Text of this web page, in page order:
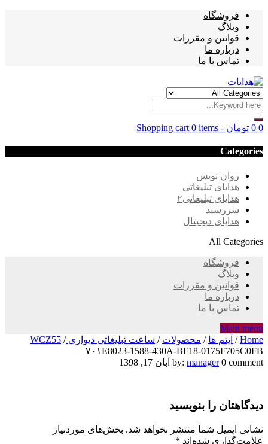
فروشگاه
وبلاگ
قوانین و مقررات
درباره ما
تماس با ما
Shopping cart 0 items - 0 تومان 0
Categories
روان نویس
هدایای تبلیغاتی
هدایای تبلیغاتی۲
سررسید
هدایای دیجیتال
All Categories
فروشگاه
وبلاگ
قوانین و مقررات
درباره ما
تماس با ما
Main menu
Home
/ آیتم ها / محصولات / ساعت تبلیغاتی دیواری WCZ55/
۷۰۱E8023-1588-430A-BF18-0175F705C0FB
۷۰۱E8023-
430A-
BF18-
by: manager 0 comment آبان 17, 1398
دیدگاهتان را بنویسید
نشانی ایمیل شما منتشر نخواهد شد. بخش‌های موردنیاز
علامت‌گذاری شده‌اند *